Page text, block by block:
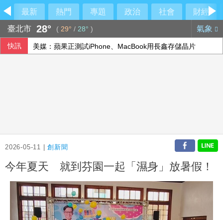
最新 熱門 專題 政治 社會
財經
臺北市 28° ( 29° / 28° ) 氣象
快訊 美媒：蘋果正測試iPhone、MacBook用長鑫存儲晶片
2026-05-11 |創新聞
今年夏天 就到芬園一起「濕身」放暑假！